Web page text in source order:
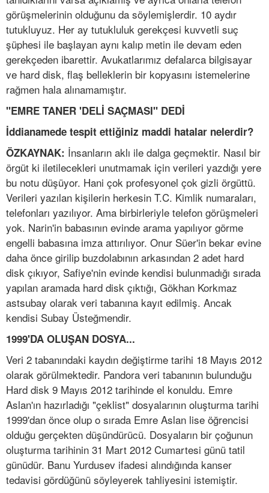
görüşmelerinin olduğunu da söylemişlerdir. 10 aydır
tutukluyuz. Her ay tutukluluk gerekçesi kuvvetli suç
şüphesi ile başlayan aynı kalıp metin ile devam eden
gerekçeden ibarettir. Avukatlarımız defalarca bilgisayar
ve hard disk, flaş belleklerin bir kopyasını istemelerine
rağmen hala alınamamıştır.
"EMRE TANER 'DELİ SAÇMASI" DEDİ
İddianamede tespit ettiğiniz maddi hatalar nelerdir?
ÖZKAYNAK: İnsanların aklı ile dalga geçmektir. Nasıl bir
örgüt ki iletilecekleri unutmamak için verileri yazdığı yere
bu notu düşüyor. Hani çok profesyonel çok gizli örgüttü.
Verileri yazılan kişilerin herkesin T.C. Kimlik numaraları,
telefonları yazılıyor. Ama birbirleriyle telefon görüşmeleri
yok. Narin'in babasının evinde arama yapılıyor görme
engelli babasına imza attırılıyor. Onur Süer'in bekar evine
daha önce girilip buzdolabının arkasından 2 adet hard
disk çıkıyor, Safiye'nin evinde kendisi bulunmadığı sırada
yapılan aramada hard disk çıktığı, Gökhan Korkmaz
astsubay olarak veri tabanına kayıt edilmiş. Ancak
kendisi Subay Üsteğmendir.
1999'DA OLUŞAN DOSYA...
Veri 2 tabanındaki kaydın değiştirme tarihi 18 Mayıs 2012
olarak görülmektedir. Pandora veri tabanının bulunduğu
Hard disk 9 Mayıs 2012 tarihinde el konuldu. Emre
Aslan'ın hazırladığı "çeklist" dosyalarının oluşturma tarihi
1999'dan önce olup o sırada Emre Aslan lise öğrencisi
olduğu gerçekten düşündürücü. Dosyaların bir çoğunun
oluşturma tarihinin 31 Mart 2012 Cumartesi günü tatil
günüdür. Banu Yurdusev ifadesi alındığında kanser
tedavisi gördüğünü söyleyerek tahliyesini istemiştir.